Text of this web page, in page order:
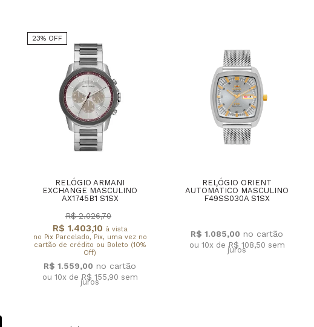
23% OFF
RELÓGIO ARMANI
EXCHANGE MASCULINO
AX1745B1 S1SX
R$ 1.403,10 à vista
no Pix Parcelado, Pix, uma vez no
cartão de crédito ou Boleto (10%
Off)
R$ 2.026,70
R$ 1.559,00
ou 10x de R$ 155,90 sem
juros
RELÓGIO ORIENT
AUTOMÁTICO MASCULINO
F49SS030A S1SX
R$ 1.085,00
ou 10x de R$ 108,50 sem
juros